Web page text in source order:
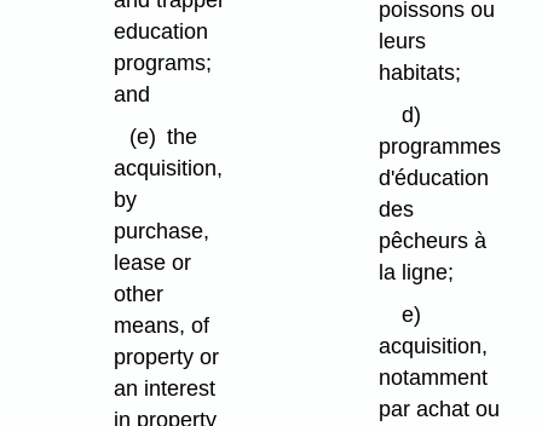
education
programs;
and
(e) the
acquisition,
by
purchase,
lease or
other
means, of
property or
an interest
in property
poissons ou
leurs
habitats;
d)
programmes
d'éducation
des
pêcheurs à
la ligne;
e)
acquisition,
notamment
par achat ou